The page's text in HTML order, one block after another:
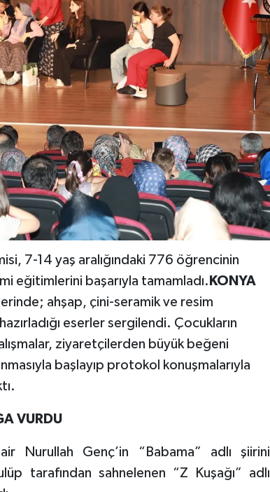
7-14 yaş aralığındaki 776 öğrencinin
eğitimlerini başarıyla tamamladı. KONYA
ahşap, çini-seramik ve resim
eserler sergilendi. Çocukların
ziyaretçilerden büyük beğeni
başlayıp protokol konuşmalarıyla
VURDU
Nurullah Genç’in “Babama” adlı şiirini
tarafından sahnelenen “Z Kuşağı” adlı